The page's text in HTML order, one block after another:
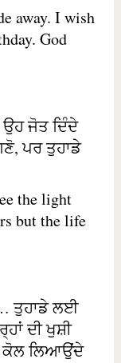
away. I wish
God
ਜੋਤ ਦਿੰਦੇ
ਪਰ ਤੁਹਾਡੇ
the light
but the life
ਤੁਹਾਡੇ ਲਈ
ਦੀ ਖੁਸ਼ੀ
ਕੋਲ ਲਿਆਉਂਦੇ